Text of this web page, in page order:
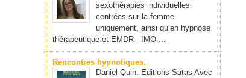
sexothérapies individuelles
centrées sur la femme
uniquement, ainsi qu’en hypnose
thérapeutique et EMDR - IMO....
Rencontres hypnotiques.
Daniel Quin. Editions Satas Avec